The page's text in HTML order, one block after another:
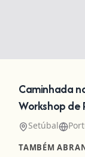
Caminhada
Workshop de
Setúbal
TAMBÉM